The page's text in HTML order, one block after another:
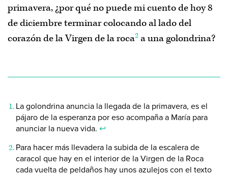
primavera, ¿por qué no puede mi cuento de hoy 8
de diciembre terminar colocando al lado del
corazón de la Virgen de la roca2 a una golondrina?
La golondrina anuncia la llegada de la primavera, es el
pájaro de la esperanza por eso acompaña a María para
anunciar la nueva vida. ↩
Para hacer más llevadera la subida de la escalera de
caracol que hay en el interior de la Virgen de la Roca
cada vuelta de peldaños hay unos azulejos con el texto